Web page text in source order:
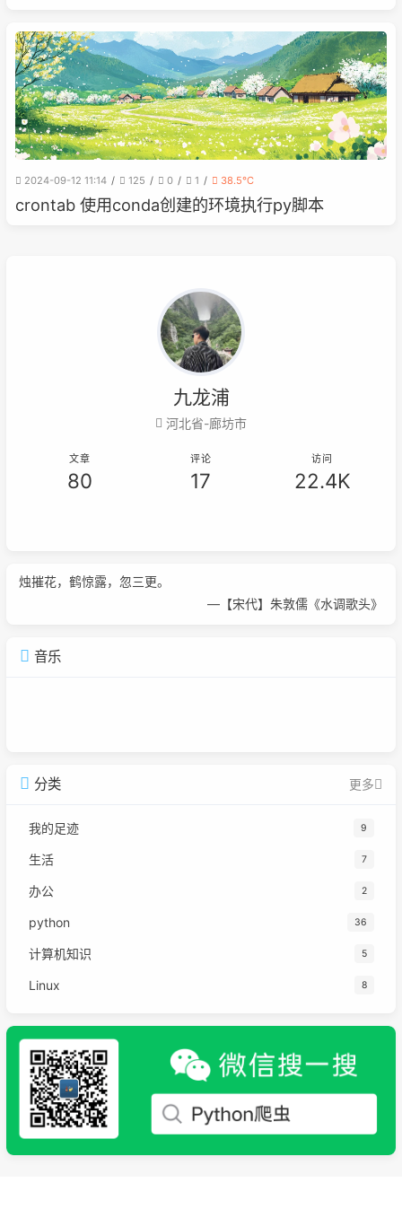
2024-09-12 11:14 125 0 1 38.5℃
crontab 使用conda创建的环境执行py脚本
九龙浦
河北省-廊坊市
文章
80
评论
17
访问
22.4K
烛摧花，鹤惊露，忽三更。
—【宋代】朱敦儒《水调歌头》
音乐
分类 更多
我的足迹 9
生活 7
办公 2
python 36
计算机知识 5
Linux 8